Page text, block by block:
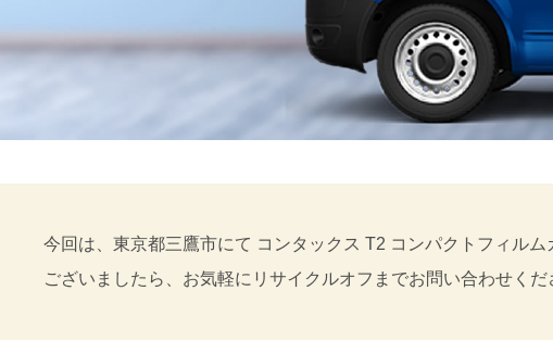
今回は、東京都三鷹市にて コンタックス T2 コンパクトフィル
ございましたら、お気軽にリサイクルオフまでお問い合わせくだ